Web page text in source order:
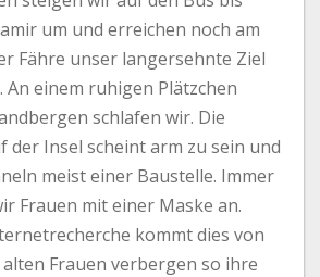
um und erreichen noch am
Fähre unser langersehnte Ziel
An einem ruhigen Plätzchen
schlafen wir. Die
der Insel scheint arm zu sein und
meist einer Baustelle. Immer
Frauen mit einer Maske an.
kommt dies von
Frauen verbergen so ihre